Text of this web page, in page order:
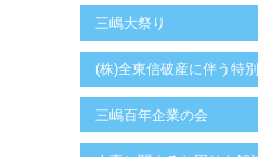
三嶋大祭り
(株)全東信破産に伴う特
三嶋百年企業の会